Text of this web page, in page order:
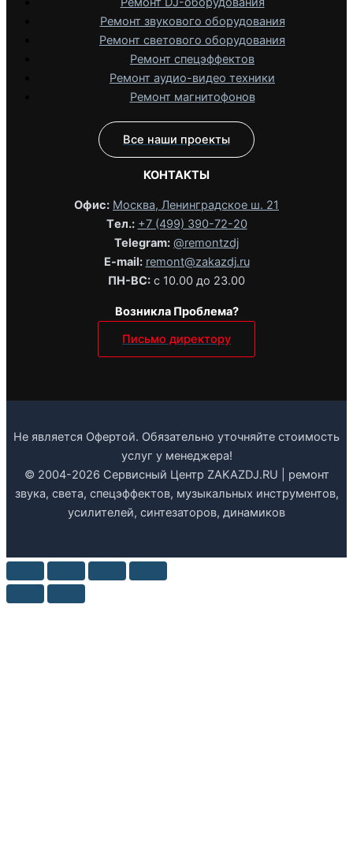
Ремонт звукового оборудования
Ремонт светового оборудования
Ремонт спецэффектов
Ремонт аудио-видео техники
Ремонт магнитофонов
Все наши проекты
КОНТАКТЫ
Офис: Москва, Ленинградское ш. 21
Tел.: +7 (499) 390-72-20
Telegram: @remontzdj‬
E-mail: remont@zakazdj.ru
ПН-ВС: с 10.00 до 23.00
Возникла Проблема?
Письмо директору
Не является Офертой. Обязательно уточняйте стоимость
услуг у менеджера!
© 2004-2026 Сервисный Центр ZAKAZDJ.RU | ремонт
звука, света, спецэффектов, музыкальных инструментов,
усилителей, синтезаторов, динамиков